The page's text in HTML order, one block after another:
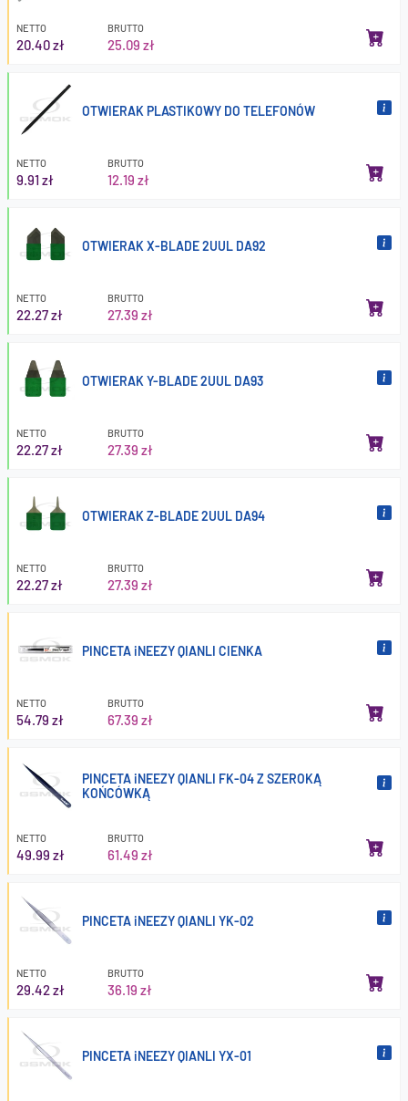
NETTO
20.40 zł
BRUTTO
25.09 zł
OTWIERAK PLASTIKOWY DO TELEFONÓW
NETTO
9.91 zł
BRUTTO
12.19 zł
OTWIERAK X-BLADE 2UUL DA92
NETTO
22.27 zł
BRUTTO
27.39 zł
OTWIERAK Y-BLADE 2UUL DA93
NETTO
22.27 zł
BRUTTO
27.39 zł
OTWIERAK Z-BLADE 2UUL DA94
NETTO
22.27 zł
BRUTTO
27.39 zł
PINCETA iNEEZY QIANLI CIENKA
NETTO
54.79 zł
BRUTTO
67.39 zł
PINCETA iNEEZY QIANLI FK-04 Z SZEROKĄ
KOŃCÓWKĄ
NETTO
49.99 zł
BRUTTO
61.49 zł
PINCETA iNEEZY QIANLI YK-02
NETTO
29.42 zł
BRUTTO
36.19 zł
PINCETA iNEEZY QIANLI YX-01